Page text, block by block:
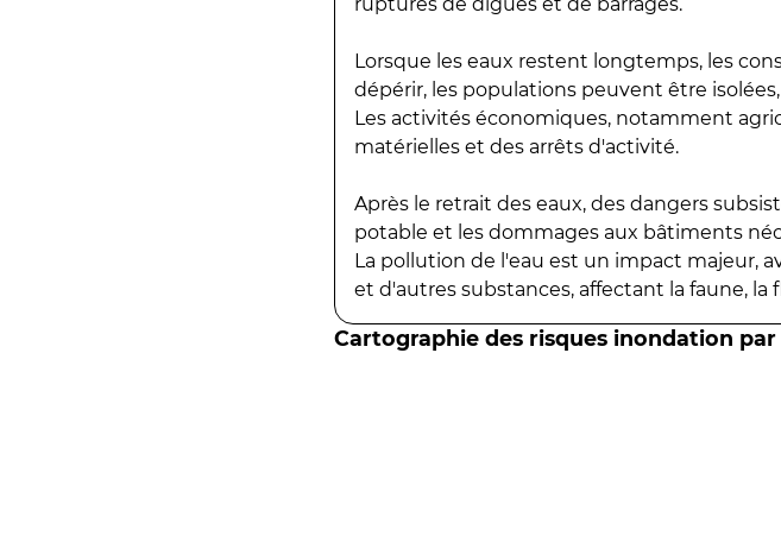
Lorsque les eaux restent longtemps, les
dépérir, les populations peuvent être
Les activités économiques, notamment
matérielles et des arrêts d'activité.
Après le retrait des eaux, des dangers
potable et les dommages aux bâtiments
La pollution de l'eau est un impact majeur,
et d'autres substances, affectant la faune, la
Cartographie des risques inondation